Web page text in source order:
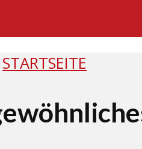
STARTSEITE